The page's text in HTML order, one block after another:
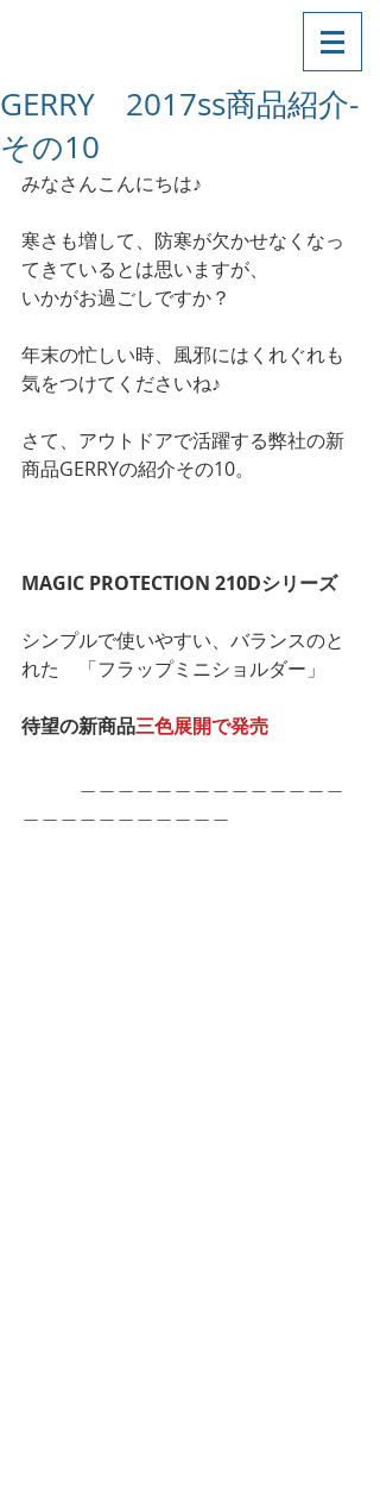
GERRY 2017ss商品紹介-
その10
みなさんこんにちは♪
寒さも増して、防寒が欠かせなくなっ
てきているとは思いますが、
いかがお過ごしですか？
年末の忙しい時、風邪にはくれぐれも
気をつけてくださいね♪
さて、アウトドアで活躍する弊社の新
商品GERRYの紹介その10。
MAGIC PROTECTION 210Dシリーズ
シンプルで使いやすい、バランスのと
れた　「フラップミニショルダー」
待望の新商品三色展開で発売